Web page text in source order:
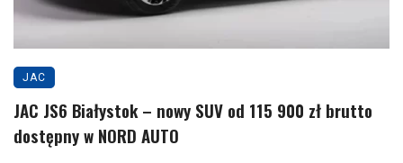
JAC
JAC JS6 Białystok – nowy SUV od 115 900 zł brutto
dostępny w NORD AUTO